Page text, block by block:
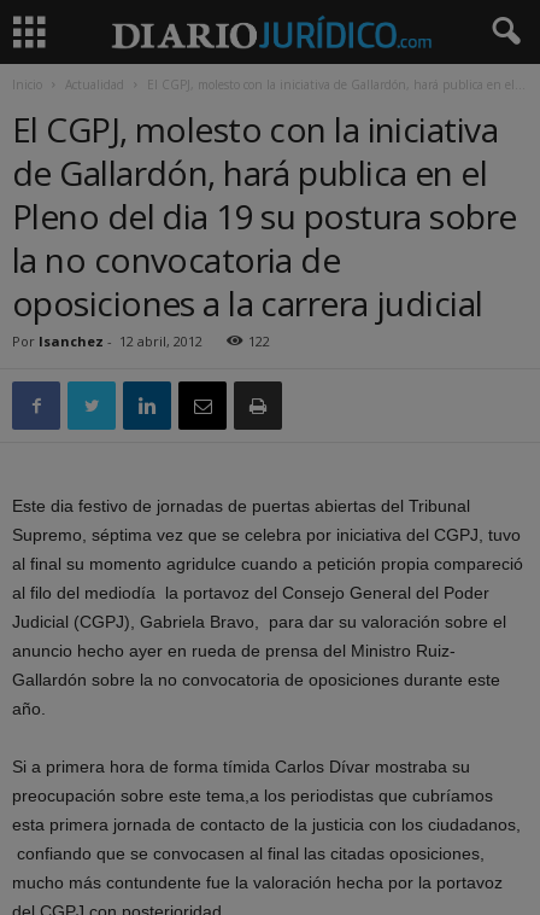
Inicio Actualidad El CGPJ, molesto con la iniciativa de Gallardón, hará publica en el...
El CGPJ, molesto con la iniciativa
de Gallardón, hará publica en el
Pleno del dia 19 su postura sobre
la no convocatoria de
oposiciones a la carrera judicial
Por lsanchez - 12 abril, 2012 122
Este dia festivo de jornadas de puertas abiertas del Tribunal
Supremo, séptima vez que se celebra por iniciativa del CGPJ, tuvo
al final su momento agridulce cuando a petición propia compareció
al filo del mediodía la portavoz del Consejo General del Poder
Judicial (CGPJ), Gabriela Bravo, para dar su valoración sobre el
anuncio hecho ayer en rueda de prensa del Ministro Ruiz-
Gallardón sobre la no convocatoria de oposiciones durante este
año.
Si a primera hora de forma tímida Carlos Dívar mostraba su
preocupación sobre este tema,a los periodistas que cubríamos
esta primera jornada de contacto de la justicia con los ciudadanos,
confiando que se convocasen al final las citadas oposiciones,
mucho más contundente fue la valoración hecha por la portavoz